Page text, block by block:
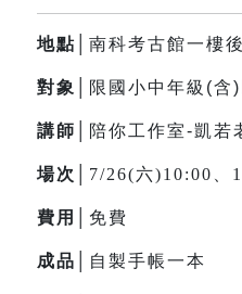
地點│ 南科考古館一樓
對象│ 限國小中年級(含
講師│ 陪你工作室-凱若
場次│ 7/26(六)10:00、
費用│ 免費
成品│ 自製手帳一本